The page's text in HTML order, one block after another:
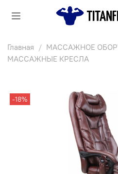
Главная
МАССАЖНОЕ
МАССАЖНЫЕ КРЕСЛА
-18%